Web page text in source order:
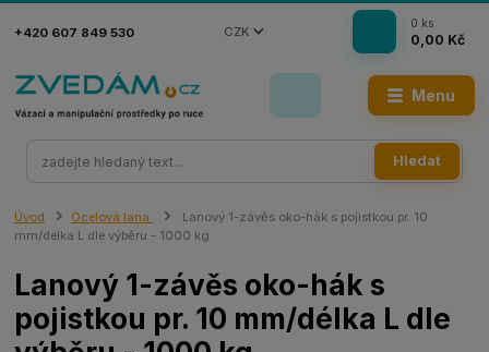
Menu
CZK
Hledat
+420 607 849 530
0 ks
0,00 Kč
Úvod Ocelová lana
Lanový 1-závěs oko-hák s pojistkou pr. 10
mm/délka L dle výběru - 1000 kg
Lanový 1-závěs oko-hák s
pojistkou pr. 10 mm/délka L dle